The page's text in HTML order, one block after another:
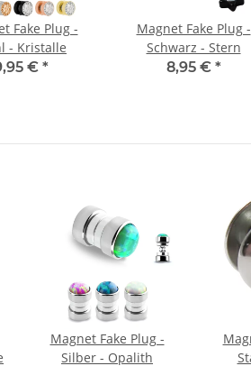
Fake Plug -
- Kristalle
€ *
Magnet Fake Plug -
Schwarz - Stern
8,95 € *
Magnet Fake Plug -
Silber - Opalith